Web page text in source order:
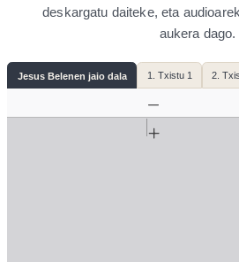
deskargatu daiteke, eta
aukera dago.
Jesus Belenen jaio dala 1. Txistu 1 2.